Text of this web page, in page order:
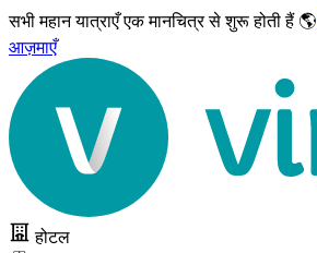
सभी महान यात्राएँएक मानचित्र से शुरू होती हैं 🌎
आज़माएँ
होटल